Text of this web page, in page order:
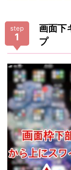
step
1
画面下
プ